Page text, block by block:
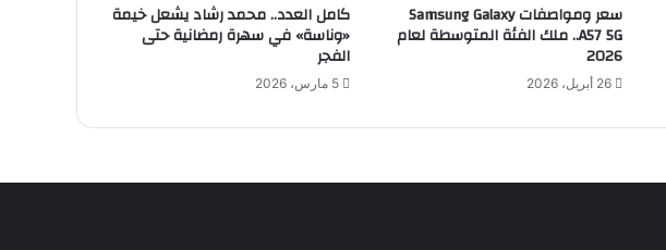
سعر ومواصفات Samsung Galaxy
A57 5G.. ملك الفئة المتوسطة لعام
2026
26 أبريل، 2026
كامل العدد.. محمد رشاد يشعل خيمة
«وناسة» في سهرة رمضانية حتى
الفجر
5 مارس، 2026